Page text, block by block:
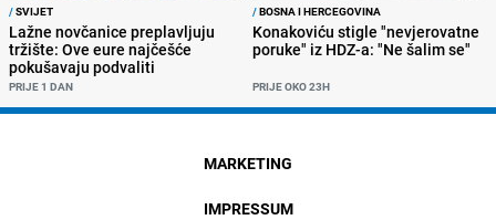
/SVIJET
Lažne novčanice preplavljuju
tržište: Ove eure najčešće
pokušavaju podvaliti
PRIJE 1 DAN
/BOSNA I HERCEGOVINA
Konakoviću stigle "nevjerovatne
poruke" iz HDZ-a: "Ne šalim se"
PRIJE OKO 23H
MARKETING
IMPRESSUM